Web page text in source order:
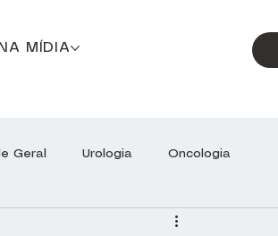
NA MÍDIA
Geral Urologia Oncologia
Brazil Health